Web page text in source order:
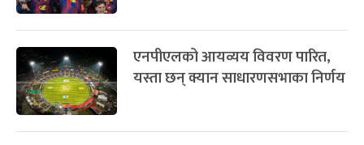
एनपीएलको आयव्यय विवरण पारित,
यस्ता छन् क्यान साधारणसभाका निर्णय